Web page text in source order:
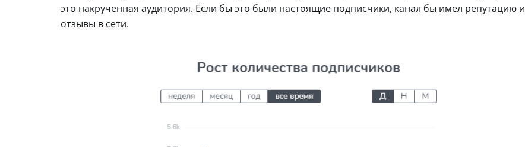
это накрученная аудитория. Если бы это были настоящие подписчики, канал бы имел репутацию и
отзывы в сети.